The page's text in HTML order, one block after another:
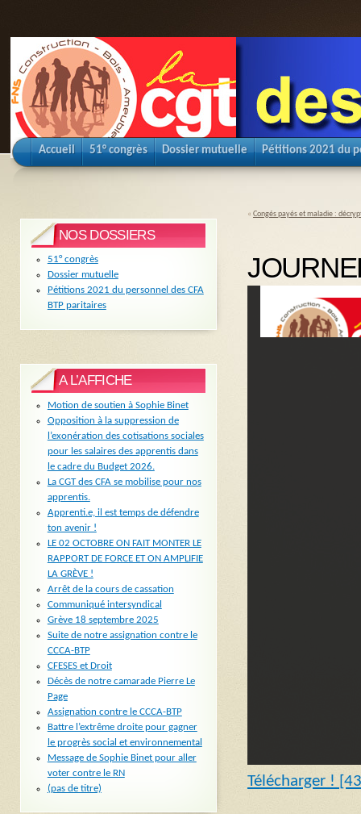
Accueil 51° congrès Dossier mutuelle Pétitions 2021 du
« Congés payés et maladie :
Télécharger !
NOS DOSSIERS
51° congrès
Dossier mutuelle
Pétitions 2021 du personnel des CFA
BTP paritaires
A L’AFFICHE
Motion de soutien à Sophie Binet
Opposition à la suppression de
l’exonération des cotisations sociales
pour les salaires des apprentis dans
le cadre du Budget 2026.
La CGT des CFA se mobilise pour nos
apprentis.
Apprenti.e, il est temps de défendre
ton avenir !
LE 02 OCTOBRE ON FAIT MONTER LE
RAPPORT DE FORCE ET ON AMPLIFIE
LA GRÈVE !
Arrêt de la cours de cassation
Communiqué intersyndical
Grève 18 septembre 2025
Suite de notre assignation contre le
CCCA-BTP
CFESES et Droit
Décès de notre camarade Pierre Le
Page
Assignation contre le CCCA-BTP
Battre l’extrême droite pour gagner
le progrès social et environnemental
Message de Sophie Binet pour aller
voter contre le RN
(pas de titre)